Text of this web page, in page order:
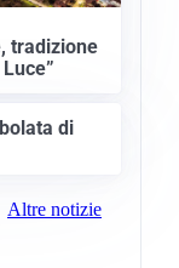
tradizione
di
Altre notizie